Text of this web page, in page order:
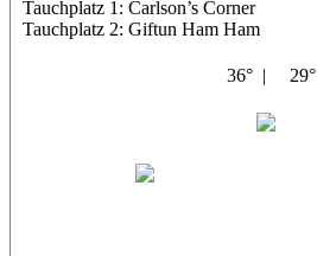
Tauchplatz 1: Carlson’s Corner
Tauchplatz 2: Giftun Ham Ham
36° | 29°